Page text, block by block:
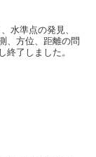
水準点の発見、
、方位、距離の問
終了しました。